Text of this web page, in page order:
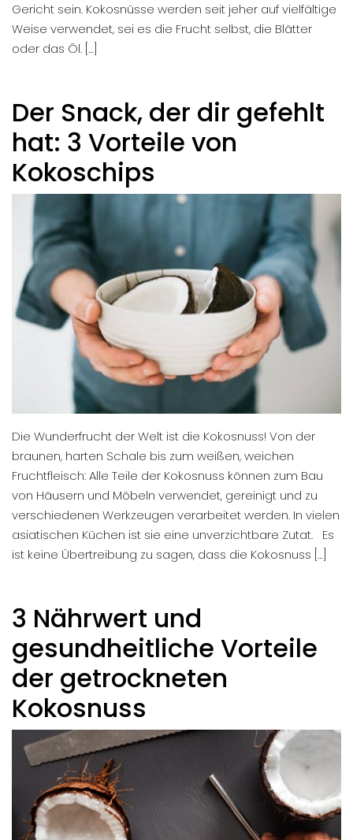
Gericht sein. Kokosnüsse werden seit jeher auf vielfältige
Weise verwendet, sei es die Frucht selbst, die Blätter
oder das Öl. […]
Der Snack, der dir gefehlt
hat: 3 Vorteile von
Kokoschips
Die Wunderfrucht der Welt ist die Kokosnuss! Von der
braunen, harten Schale bis zum weißen, weichen
Fruchtfleisch: Alle Teile der Kokosnuss können zum Bau
von Häusern und Möbeln verwendet, gereinigt und zu
verschiedenen Werkzeugen verarbeitet werden. In vielen
asiatischen Küchen ist sie eine unverzichtbare Zutat. Es
ist keine Übertreibung zu sagen, dass die Kokosnuss […]
3 Nährwert und
gesundheitliche Vorteile
der getrockneten
Kokosnuss